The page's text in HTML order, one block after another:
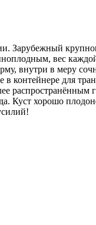
Зарубежный
вес
внутри в меру
для
Куст хорошо